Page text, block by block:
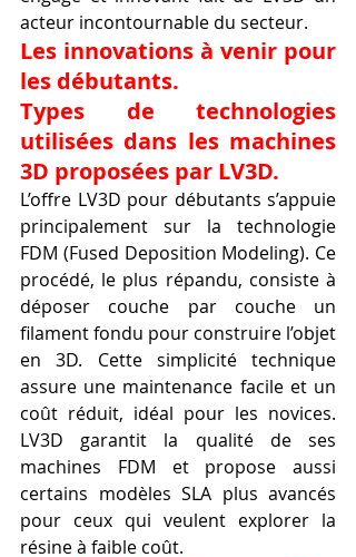
acteur incontournable du secteur.
Les innovations à venir pour
les débutants.
Types de technologies
utilisées dans les machines
3D proposées par LV3D.
L’offre LV3D pour débutants s’appuie
principalement sur la technologie
FDM (Fused Deposition Modeling). Ce
procédé, le plus répandu, consiste à
déposer couche par couche un
filament fondu pour construire l’objet
en 3D. Cette simplicité technique
assure une maintenance facile et un
coût réduit, idéal pour les novices.
LV3D garantit la qualité de ses
machines FDM et propose aussi
certains modèles SLA plus avancés
pour ceux qui veulent explorer la
résine à faible coût.